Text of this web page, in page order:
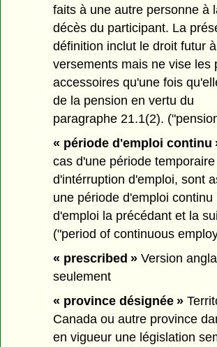
faits à une autre personne à
décès du participant. La
définition inclut le droit futur
versements mais ne vise les
accessoires qu'une fois
de la pension en vertu du
paragraphe 21.1(2).
« période d'emploi continu
cas d'une période temporaire
d'intérruption d'emploi, sont
une période d'emploi continu
d'emploi la précédant et la
("period of continuous
« prescribed » Version
seulement
« province désignée »
Canada ou autre province
en vigueur une législation